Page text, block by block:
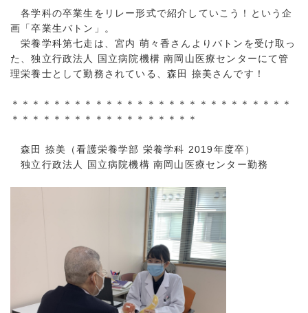
各学科の卒業生をリレー形式で紹介していこう！という企
画「卒業生バトン」。
栄養学科第七走は、宮内 萌々香さんよりバトンを受け取っ
た、独立行政法人 国立病院機構 南岡山医療センターにて管
理栄養士として勤務されている、森田 捺美さんです！
＊＊＊＊＊＊＊＊＊＊＊＊＊＊＊＊＊＊＊＊＊＊＊＊＊＊＊
＊＊＊＊＊＊＊＊＊＊＊＊＊＊＊＊＊＊
森田 捺美（看護栄養学部 栄養学科 2019年度卒）
独立行政法人 国立病院機構 南岡山医療センター勤務